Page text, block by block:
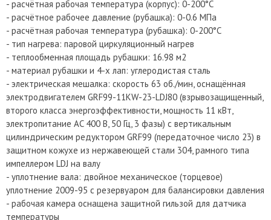
- расчётная рабочая температура (корпус): 0-200°C
- расчётное рабочее давление (рубашка): 0-0.6 МПа
- расчётная рабочая температура (рубашка): 0-200°C
- тип нагрева: паровой циркуляционный нагрев
- теплообменная площадь рубашки: 16.98 м2
- материал рубашки и 4-х лап: углеродистая сталь
- электрическая мешалка: скорость 63 об./мин, оснащённая
электродвигателем GRF99-11KW-23-LDJ80 (взрывозащищенный,
второго класса энергоэффективности, мощность 11 кВт,
электропитание AC 400 В, 50 Гц, 3 фазы) c вертикальным
цилиндрическим редуктором GRF99 (передаточное число 23) в
защитном кожухе из нержавеющей стали 304, рамного типа
импеллером LDJ на валу
- уплотнение вала: двойное механическое (торцевое)
уплотнение 2009-95 с резервуаром для балансировки давления
- рабочая камера оснащена защитной гильзой для датчика
температуры